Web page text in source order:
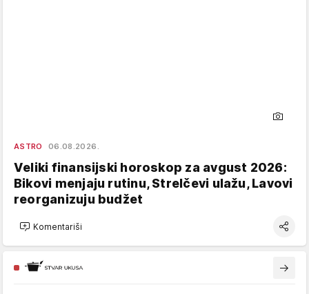
ASTRO 06.08.2026.
Veliki finansijski horoskop za avgust 2026:
Bikovi menjaju rutinu, Strelčevi ulažu, Lavovi
reorganizuju budžet
Komentariši